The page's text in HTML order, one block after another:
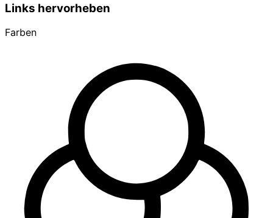
Links hervorheben
Farben